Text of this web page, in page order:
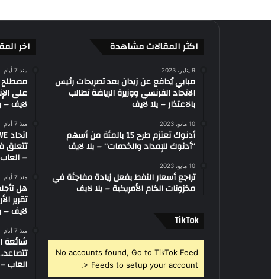
اكثر المقالات مشاهدة
9 يناير، 2023
مبابي يُدافع عن زيدان بعد تصريحات رئيس
الاتحاد الفرنسي ووزيرة الرياضة تطالب
بالاعتذار – يلا لايف
10 مايو، 2023
أدنوك تعتزم طرح 15 بالمئة من أسهم
“أدنوك للإمداد والخدمات” – يلا لايف
10 مايو، 2023
تراجع أسعار النفط بفعل زيادة مفاجئة في
مخزونات الخام الأمريكية – يلا لايف
‫TikTok
No accounts found, Go to TikTok Feed
> Feeds to setup your account.
اخر
منذ 7 أيام
على
لايف –
منذ 7 أيام
تتعلق
–
منذ 7 أيام
هل
تقرير
لايف –
منذ 7 أيام
العاب